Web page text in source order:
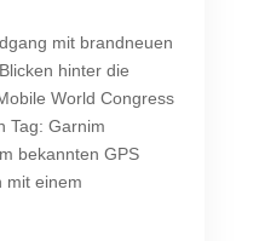
mit brandneuen
hinter die
World Congress
Tag: Garnim
bekannten GPS
mit einem